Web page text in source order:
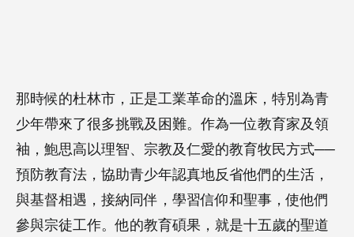
那時候的杜林市，正是工業革命的溫床，特別為青
少年帶來了很多挑戰及困難。作為一位教育家及領
袖，鮑思高以理智、宗教及仁愛的教育牧民方式──
預防教育法，協助青少年認真地反省他們的生活，
與基督相遇，接納同伴，學習信仰和聖事，使他們
參與宗徒工作。他的教育碩果，就是十五歲的聖道